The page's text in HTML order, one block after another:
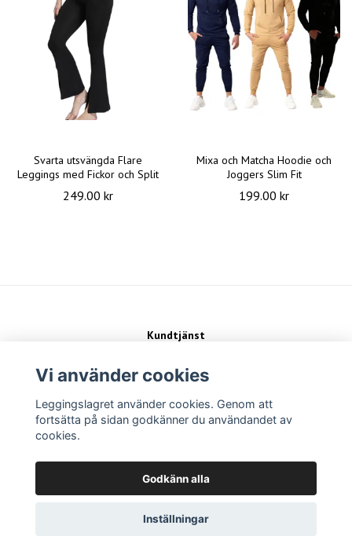
Svarta utsvängda Flare
Leggings med Fickor och Split
249.00 kr
Mixa och Matcha Hoodie och
Joggers Slim Fit
199.00 kr
Kundtjänst
Köpvillkor
Sociala medier
Vi använder cookies
Leggingslagret använder cookies. Genom att
fortsätta på sidan godkänner du användandet av
cookies.
Godkänn alla
Inställningar